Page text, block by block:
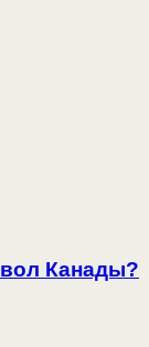
Канады?